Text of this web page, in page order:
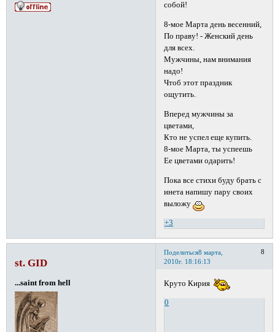
собой!
8-мое Марта день весенний,
По праву! - Женский день
для всех.
Мужчины, нам внимания
надо!
Чтоб этот праздник
ощутить.
Вперед мужчины за
цветами,
Кто не успел еще купить.
8-мое Марта, ты успеешь
Ее цветами одарить!
Пока все стихи буду брать с
инета напишу пару своих
выложу
+3
Поделиться 8
8 марта,
2010г. 18:16:13
st. GID
...saint from hell Круто Кирия
0